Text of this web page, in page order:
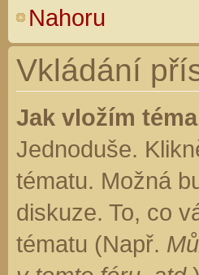
Nahoru
Vkládání
Jak vložím
Jednoduše.
tématu. Možná
diskuze. To, co
tématu (Např.